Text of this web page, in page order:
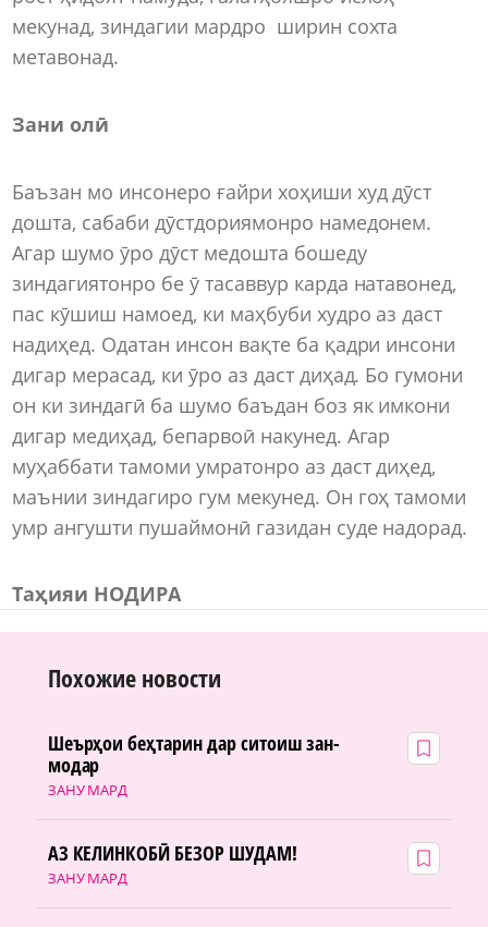
мекунад, зиндагии мардро ширин сохта
метавонад.
Зани олӣ
Баъзан мо инсонеро ғайри хоҳиши худ дӯст
дошта, сабаби дӯстдориямонро намедонем.
Агар шумо ӯро дӯст медошта бошеду
зиндагиятонро бе ӯ тасаввур карда натавонед,
пас кӯшиш намоед, ки маҳбуби худро аз даст
надиҳед. Одатан инсон вақте ба қадри инсони
дигар мерасад, ки ӯро аз даст диҳад. Бо гумони
он ки зиндагӣ ба шумо баъдан боз як имкони
дигар медиҳад, бепарвоӣ накунед. Агар
муҳаббати тамоми умратонро аз даст диҳед,
маънии зиндагиро гум мекунед. Он гоҳ тамоми
умр ангушти пушаймонӣ газидан суде надорад.
Таҳияи НОДИРА
Похожие новости
ЗАНУ МАРД
Шеърҳои беҳтарин дар ситоиш зан-
модар
ЗАНУ МАРД
АЗ КЕЛИНКОБӢ БЕЗОР ШУДАМ!